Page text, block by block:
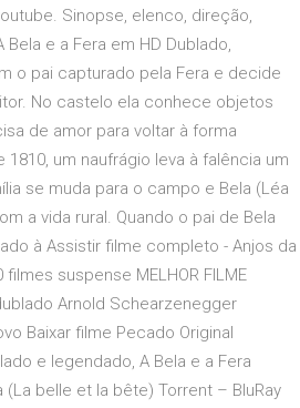
Sinopse, elenco, direção,
e a Fera em HD Dublado,
o pai capturado pela Fera e decide
No castelo ela conhece objetos
de amor para voltar à forma
1810, um naufrágio leva à falência um
se muda para o campo e Bela (Léa
a vida rural. Quando o pai de Bela
à Assistir filme completo - Anjos da
suspense MELHOR FILME
Arnold Schearzenegger
Baixar filme Pecado Original
e legendado, A Bela e a Fera
belle et la bête) Torrent – BluRay